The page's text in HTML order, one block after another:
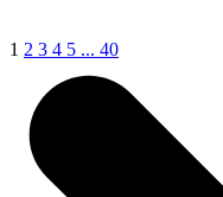
1 2 3 4 5 ... 40